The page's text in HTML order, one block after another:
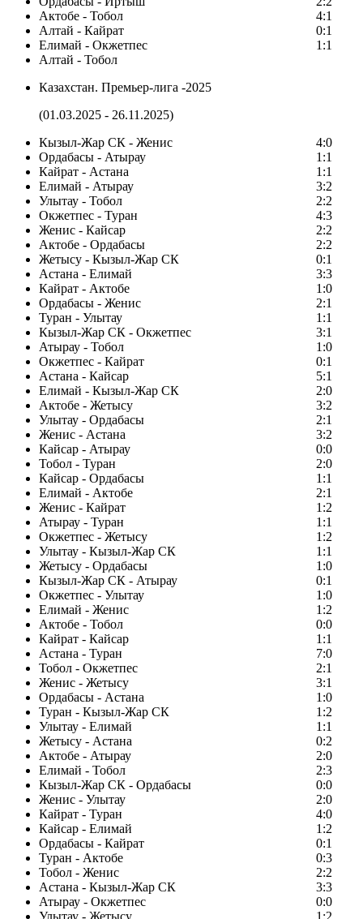
Актобе - Тобол
4:1
Алтай - Кайрат
0:1
Елимай - Окжетпес
1:1
Алтай - Тобол
Казахстан. Премьер-лига -2025
(01.03.2025 - 26.11.2025)
Кызыл-Жар СК - Женис
4:0
Ордабасы - Атырау
1:1
Кайрат - Астана
1:1
Елимай - Атырау
3:2
Улытау - Тобол
2:2
Окжетпес - Туран
4:3
Женис - Кайсар
2:2
Актобе - Ордабасы
2:2
Жетысу - Кызыл-Жар СК
0:1
Астана - Елимай
3:3
Кайрат - Актобе
1:0
Ордабасы - Женис
2:1
Туран - Улытау
1:1
Кызыл-Жар СК - Окжетпес
3:1
Атырау - Тобол
1:0
Окжетпес - Кайрат
0:1
Астана - Кайсар
5:1
Елимай - Кызыл-Жар СК
2:0
Актобе - Жетысу
3:2
Улытау - Ордабасы
2:1
Женис - Астана
3:2
Кайсар - Атырау
0:0
Тобол - Туран
2:0
Кайсар - Ордабасы
1:1
Елимай - Актобе
2:1
Женис - Кайрат
1:2
Атырау - Туран
1:1
Окжетпес - Жетысу
1:2
Улытау - Кызыл-Жар СК
1:1
Жетысу - Ордабасы
1:0
Кызыл-Жар СК - Атырау
0:1
Окжетпес - Улытау
1:0
Елимай - Женис
1:2
Актобе - Тобол
0:0
Кайрат - Кайсар
1:1
Астана - Туран
7:0
Тобол - Окжетпес
2:1
Женис - Жетысу
3:1
Ордабасы - Астана
1:0
Туран - Кызыл-Жар СК
1:2
Улытау - Елимай
1:1
Жетысу - Астана
0:2
Актобе - Атырау
2:0
Елимай - Тобол
2:3
Кызыл-Жар СК - Ордабасы
0:0
Женис - Улытау
2:0
Кайрат - Туран
4:0
Кайсар - Елимай
1:2
Ордабасы - Кайрат
0:1
Туран - Актобе
0:3
Тобол - Женис
2:2
Астана - Кызыл-Жар СК
3:3
Атырау - Окжетпес
0:0